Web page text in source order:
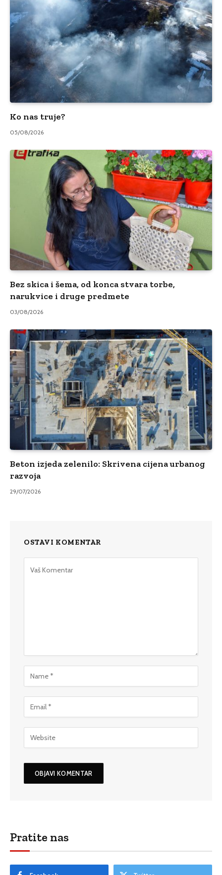
Ko nas truje?
05/08/2026
Bez skica i šema, od konca stvara torbe,
narukvice i druge predmete
03/08/2026
Beton izjeda zelenilo: Skrivena cijena urbanog
razvoja
29/07/2026
OSTAVI KOMENTAR
Pratite nas